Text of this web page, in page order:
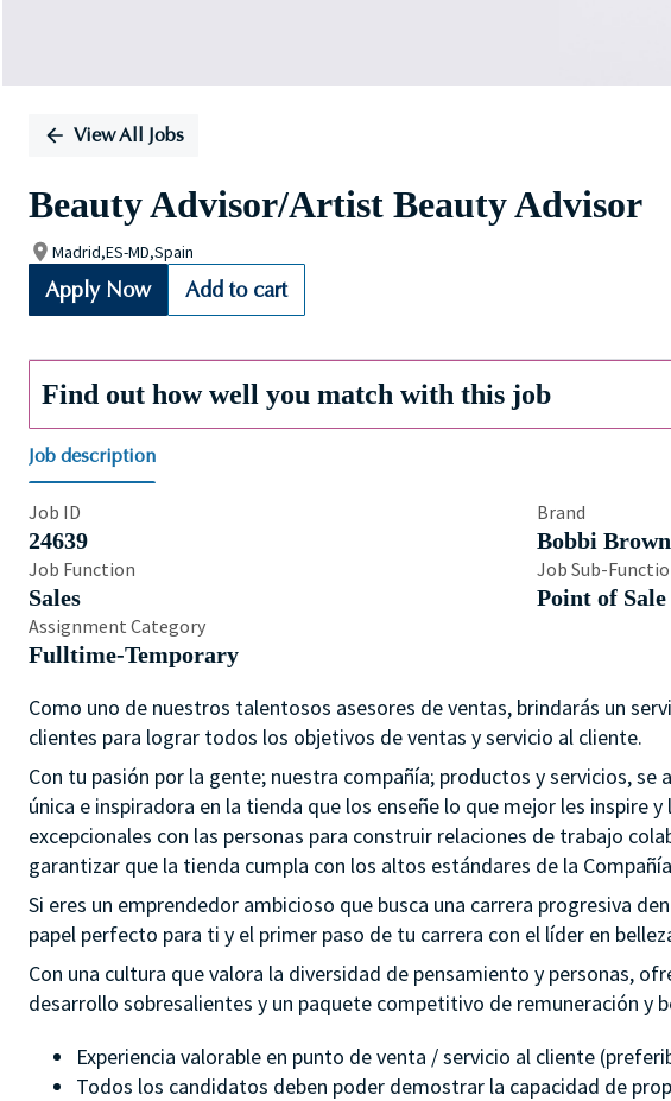
View All Jobs
Beauty Advisor/Artist Beauty Advisor
Madrid,ES-MD,Spain
Apply Now Add to cart
Find out how well you match with this job
Job description
Job ID
24639
Brand
Bobbi
Job Function
Sales
Job Sub-
Point of
Assignment Category
Fulltime-Temporary
Como uno de nuestros talentosos asesores de ventas, brindarás un
clientes para lograr todos los objetivos de ventas y servicio al cliente.
Con tu pasión por la gente; nuestra compañía; productos y servicios, se
única e inspiradora en la tienda que los enseñe lo que mejor les inspire
excepcionales con las personas para construir relaciones de trabajo
garantizar que la tienda cumpla con los altos estándares de la
Si eres un emprendedor ambicioso que busca una carrera progresiva
papel perfecto para ti y el primer paso de tu carrera con el líder en
Con una cultura que valora la diversidad de pensamiento y personas,
desarrollo sobresalientes y un paquete competitivo de remuneración y
Experiencia valorable en punto de venta / servicio al cliente
Todos los candidatos deben poder demostrar la capacidad de